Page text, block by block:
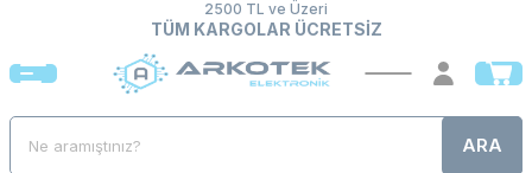
2500 TL ve Üzeri
TÜM KARGOLAR ÜCRETSİZ
ARA